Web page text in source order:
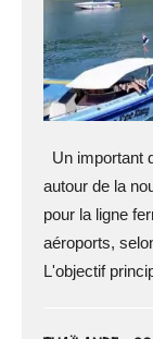
Un important
autour de la
pour la ligne
aéroports,
L'objectif